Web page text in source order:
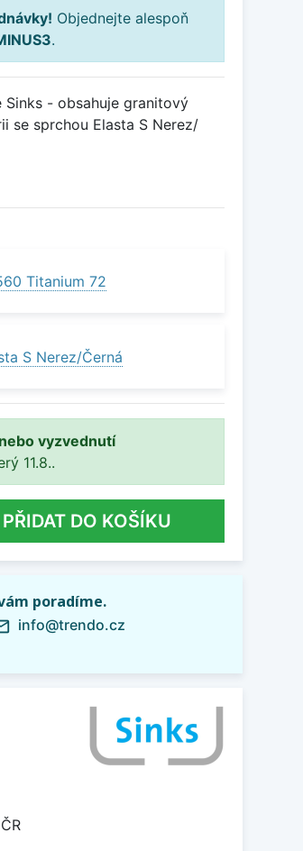
Objednejte alespoň
.
- obsahuje granitový
se sprchou Elasta S Nerez/
Titanium 72
S Nerez/Černá
vyzvednutí
11.8..
PŘIDAT DO KOŠÍKU
poradíme.
info@trendo.cz